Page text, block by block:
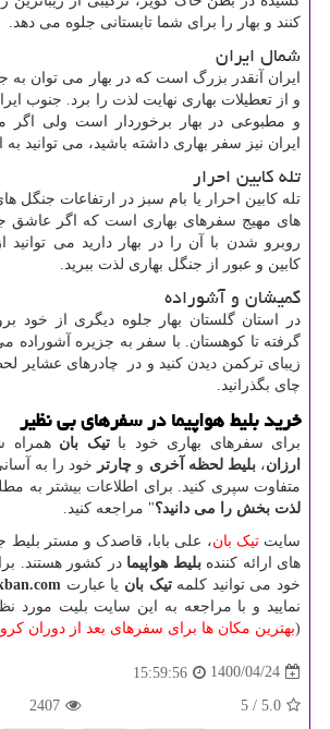
کنند و بهار را برای شما تابستانی جلوه می دهد.
شمال ایران
ایران آنقدر بزرگ است که در بهار می توان
و از تعطیلات بهاری نهایت لذت را برد. جنوب
و مطبوعی در بهار برخوردار است ولی اگر
ایران نیز سفر بهاری داشته باشید، می توانید
تله کابین احرار
تله کابین احرار یا بام سبز در ارتفاعات جنگل
های مهیج سفرهای بهاری است که اگر عاشق
روبرو شدن با آن را در بهار دارید می
کابین و عبور از جنگل بهاری لذت ببرید.
گمیشان و آشوراده
در استان گلستان بهار جلوه دیگری از خود
گرفته تا کوهستان. با سفر به جزیره آشوراده
زیبای ترکمن دیدن کنید و در چادرهای عشایر
چای بگذرانید.
خرید بلیط هواپیما در سفرهای بی نظیر
برای سفرهای بهاری خود باتیک بان همراه
ارزان،بلیط لحظه آخری و چارتر خود را به
متفاوت سپری کنید. برای اطلاعات بیشتر به
لذت بخش را می دانید؟" مراجعه کنید.
سایتتیک بان، علی بابا، قاصدک و مستر بلیط
های ارائه کنندهبلیط هواپیما در کشور هستند.
خود می توانید کلمهتیک بان یا عبارت
نمایید و با مراجعه به این سایت بلیت مورد
(بهترین مکان ها برای سفرهای بعد از دوران
1400/04/24
15:59:56
5.0
/ 5
2407